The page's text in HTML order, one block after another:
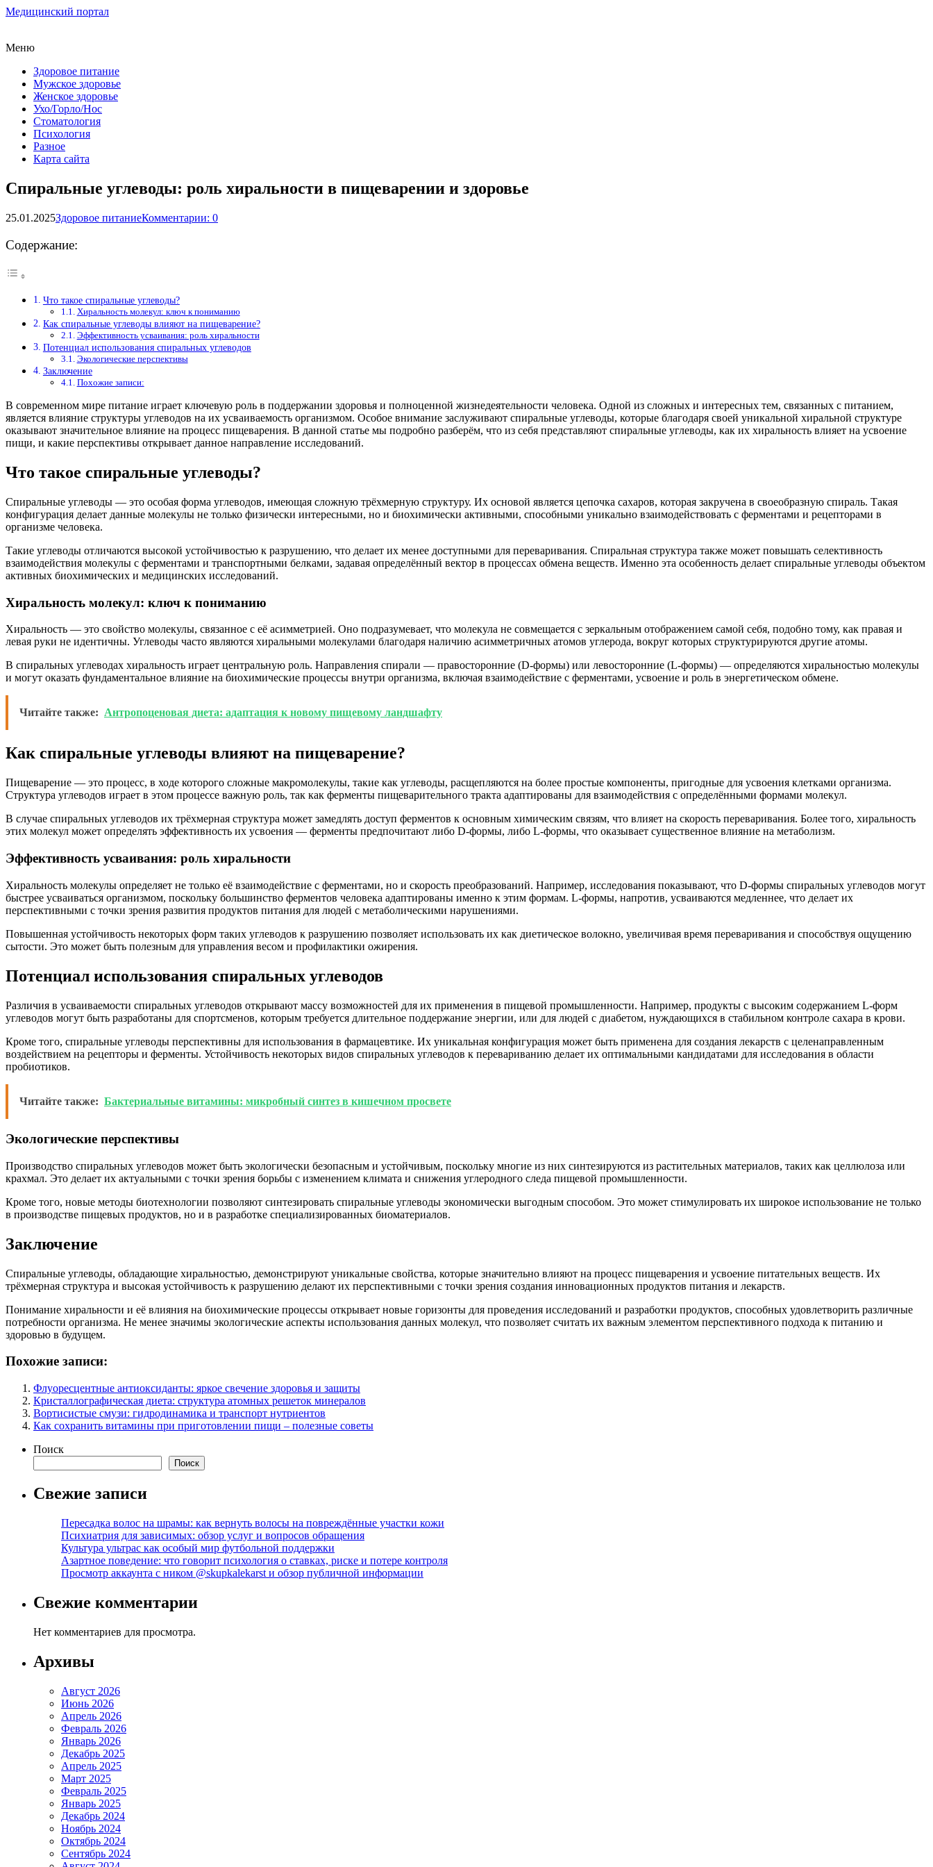
Медицинский портал
Меню
Здоровое питание
Мужское здоровье
Женское здоровье
Ухо/Горло/Нос
Стоматология
Психология
Разное
Карта сайта
Спиральные углеводы: роль хиральности в пищеварении и здоровье
25.01.2025Здоровое питаниеКомментарии: 0
Содержание:
Что такое спиральные углеводы?
Хиральность молекул: ключ к пониманию
Как спиральные углеводы влияют на пищеварение?
Эффективность усваивания: роль хиральности
Потенциал использования спиральных углеводов
Экологические перспективы
Заключение
Похожие записи:
В современном мире питание играет ключевую роль в поддержании здоровья и полноценной жизнедеятельности человека. Одной из сложных и интересных тем, связанных с питанием,
является влияние структуры углеводов на их усваиваемость организмом. Особое внимание заслуживают спиральные углеводы, которые благодаря своей уникальной хиральной структуре
оказывают значительное влияние на процесс пищеварения. В данной статье мы подробно разберём, что из себя представляют спиральные углеводы, как их хиральность влияет на усвоение
пищи, и какие перспективы открывает данное направление исследований.
Что такое спиральные углеводы?
Спиральные углеводы — это особая форма углеводов, имеющая сложную трёхмерную структуру. Их основой является цепочка сахаров, которая закручена в своеобразную спираль. Такая
конфигурация делает данные молекулы не только физически интересными, но и биохимически активными, способными уникально взаимодействовать с ферментами и рецепторами в
организме человека.
Такие углеводы отличаются высокой устойчивостью к разрушению, что делает их менее доступными для переваривания. Спиральная структура также может повышать селективность
взаимодействия молекулы с ферментами и транспортными белками, задавая определённый вектор в процессах обмена веществ. Именно эта особенность делает спиральные углеводы объектом
активных биохимических и медицинских исследований.
Хиральность молекул: ключ к пониманию
Хиральность — это свойство молекулы, связанное с её асимметрией. Оно подразумевает, что молекула не совмещается с зеркальным отображением самой себя, подобно тому, как правая и
левая руки не идентичны. Углеводы часто являются хиральными молекулами благодаря наличию асимметричных атомов углерода, вокруг которых структурируются другие атомы.
В спиральных углеводах хиральность играет центральную роль. Направления спирали — правосторонние (D-формы) или левосторонние (L-формы) — определяются хиральностью молекулы
и могут оказать фундаментальное влияние на биохимические процессы внутри организма, включая взаимодействие с ферментами, усвоение и роль в энергетическом обмене.
Читайте также: Антропоценовая диета: адаптация к новому пищевому ландшафту
Как спиральные углеводы влияют на пищеварение?
Пищеварение — это процесс, в ходе которого сложные макромолекулы, такие как углеводы, расщепляются на более простые компоненты, пригодные для усвоения клетками организма.
Структура углеводов играет в этом процессе важную роль, так как ферменты пищеварительного тракта адаптированы для взаимодействия с определёнными формами молекул.
В случае спиральных углеводов их трёхмерная структура может замедлять доступ ферментов к основным химическим связям, что влияет на скорость переваривания. Более того, хиральность
этих молекул может определять эффективность их усвоения — ферменты предпочитают либо D-формы, либо L-формы, что оказывает существенное влияние на метаболизм.
Эффективность усваивания: роль хиральности
Хиральность молекулы определяет не только её взаимодействие с ферментами, но и скорость преобразований. Например, исследования показывают, что D-формы спиральных углеводов могут
быстрее усваиваться организмом, поскольку большинство ферментов человека адаптированы именно к этим формам. L-формы, напротив, усваиваются медленнее, что делает их
перспективными с точки зрения развития продуктов питания для людей с метаболическими нарушениями.
Повышенная устойчивость некоторых форм таких углеводов к разрушению позволяет использовать их как диетическое волокно, увеличивая время переваривания и способствуя ощущению
сытости. Это может быть полезным для управления весом и профилактики ожирения.
Потенциал использования спиральных углеводов
Различия в усваиваемости спиральных углеводов открывают массу возможностей для их применения в пищевой промышленности. Например, продукты с высоким содержанием L-форм
углеводов могут быть разработаны для спортсменов, которым требуется длительное поддержание энергии, или для людей с диабетом, нуждающихся в стабильном контроле сахара в крови.
Кроме того, спиральные углеводы перспективны для использования в фармацевтике. Их уникальная конфигурация может быть применена для создания лекарств с целенаправленным
воздействием на рецепторы и ферменты. Устойчивость некоторых видов спиральных углеводов к перевариванию делает их оптимальными кандидатами для исследования в области
пробиотиков.
Читайте также: Бактериальные витамины: микробный синтез в кишечном просвете
Экологические перспективы
Производство спиральных углеводов может быть экологически безопасным и устойчивым, поскольку многие из них синтезируются из растительных материалов, таких как целлюлоза или
крахмал. Это делает их актуальными с точки зрения борьбы с изменением климата и снижения углеродного следа пищевой промышленности.
Кроме того, новые методы биотехнологии позволяют синтезировать спиральные углеводы экономически выгодным способом. Это может стимулировать их широкое использование не только
в производстве пищевых продуктов, но и в разработке специализированных биоматериалов.
Заключение
Спиральные углеводы, обладающие хиральностью, демонстрируют уникальные свойства, которые значительно влияют на процесс пищеварения и усвоение питательных веществ. Их
трёхмерная структура и высокая устойчивость к разрушению делают их перспективными с точки зрения создания инновационных продуктов питания и лекарств.
Понимание хиральности и её влияния на биохимические процессы открывает новые горизонты для проведения исследований и разработки продуктов, способных удовлетворить различные
потребности организма. Не менее значимы экологические аспекты использования данных молекул, что позволяет считать их важным элементом перспективного подхода к питанию и
здоровью в будущем.
Похожие записи:
Флуоресцентные антиоксиданты: яркое свечение здоровья и защиты
Кристаллографическая диета: структура атомных решеток минералов
Вортисистые смузи: гидродинамика и транспорт нутриентов
Как сохранить витамины при приготовлении пищи – полезные советы
Поиск
Поиск
Свежие записи
Пересадка волос на шрамы: как вернуть волосы на повреждённые участки кожи
Психиатрия для зависимых: обзор услуг и вопросов обращения
Культура ультрас как особый мир футбольной поддержки
Азартное поведение: что говорит психология о ставках, риске и потере контроля
Просмотр аккаунта с ником @skupkalekarst и обзор публичной информации
Свежие комментарии
Нет комментариев для просмотра.
Архивы
Август 2026
Июнь 2026
Апрель 2026
Февраль 2026
Январь 2026
Декабрь 2025
Апрель 2025
Март 2025
Февраль 2025
Январь 2025
Декабрь 2024
Ноябрь 2024
Октябрь 2024
Сентябрь 2024